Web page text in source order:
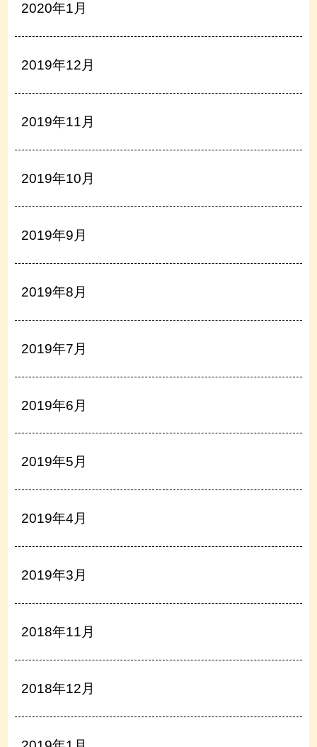
2020年1月
2019年12月
2019年11月
2019年10月
2019年9月
2019年8月
2019年7月
2019年6月
2019年5月
2019年4月
2019年3月
2018年11月
2018年12月